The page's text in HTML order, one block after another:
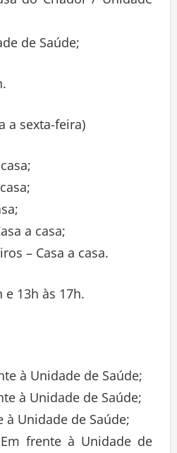
de Saúde;
a sexta-feira)
a casa;
– Casa a casa.
e 13h às 17h.
à Unidade de Saúde;
à Unidade de Saúde;
à Unidade de Saúde;
frente à Unidade de